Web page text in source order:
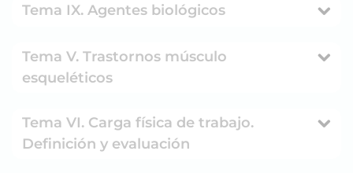
Tema IX. Agentes biológicos
Tema V. Trastornos músculo
esqueléticos
Tema VI. Carga física de trabajo.
Definición y evaluación